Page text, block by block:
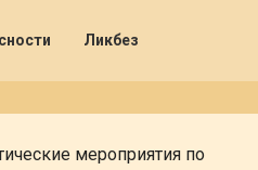
Ликбез
мероприятия по